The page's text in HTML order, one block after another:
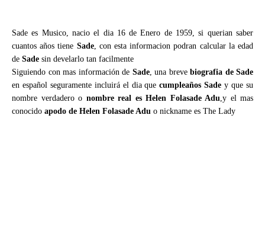
Sade es Musico, nacio el dia 16 de Enero de 1959, si querian saber
cuantos años tiene Sade, con esta informacion podran calcular la edad
de Sade sin develarlo tan facilmente
Siguiendo con mas información de Sade, una breve biografia de Sade
en español seguramente incluirá el dia quecumpleaños Sade y que su
nombre verdadero o nombre real es Helen Folasade Adu,y el mas
conocido apodo de Helen Folasade Adu o nickname es The Lady